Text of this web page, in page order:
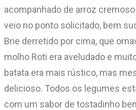
acompanhado de arroz
veio no ponto solicitado, bem
Brie derretido por cima, que
molho Roti era aveludado e
batata era mais rústico, mas
delicioso. Todos os legumes
com um sabor de tostadinho